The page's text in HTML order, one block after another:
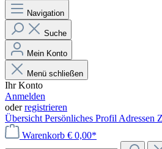
Navigation
Suche
Mein Konto
Menü schließen
Ihr Konto
Anmelden
oderregistrieren
Übersicht Persönliches Profil Adressen
Warenkorb € 0,00*